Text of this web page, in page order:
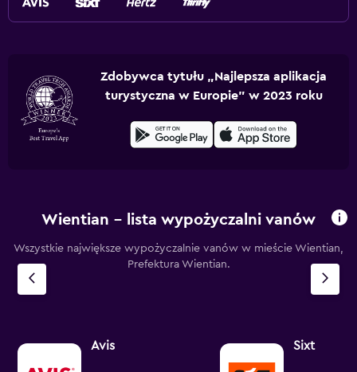
Zdobywca tytułu „Najlepsza aplikacja
turystyczna w Europie” w 2023 roku
Wientian – lista wypożyczalni vanów
Wszystkie największe wypożyczalnie vanów w mieście Wientian,
Prefektura Wientian.
Avis Sixt